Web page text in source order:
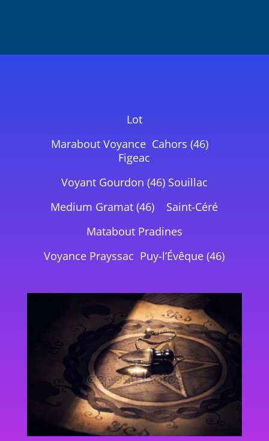
Lot
Marabout Voyance Cahors (46)
Figeac
Voyant Gourdon (46) Souillac
Medium Gramat (46) Saint-Céré
Matabout Pradines
Voyance Prayssac Puy-l’Évêque (46)